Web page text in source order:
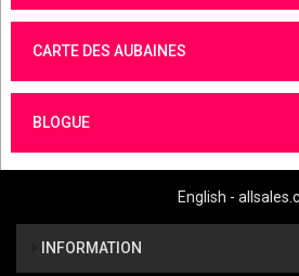
CARTE DES AUBAINES
BLOGUE
English -
INFORMATION